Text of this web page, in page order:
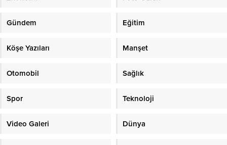
Gündem Eğitim
Köşe Yazıları Manşet
Otomobil Sağlık
Spor Teknoloji
Video Galeri Dünya